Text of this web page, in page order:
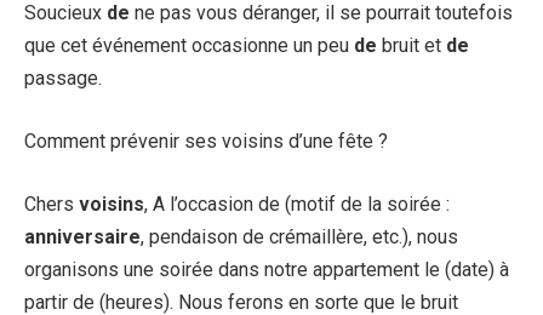
Soucieux de ne pas vous déranger, il se pourrait toutefois
que cet événement occasionne un peu de bruit et de
passage.
Comment prévenir ses voisins d’une fête ?
Chers voisins, A l’occasion de (motif de la soirée :
anniversaire, pendaison de crémaillère, etc.), nous
organisons une soirée dans notre appartement le (date) à
partir de (heures). Nous ferons en sorte que le bruit